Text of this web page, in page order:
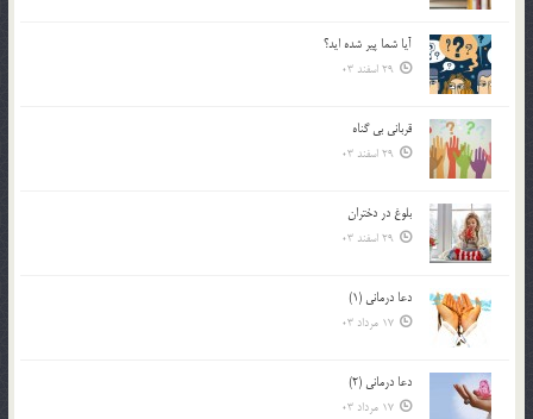
آیا شما پیر شده اید؟
29 اسفند 03
قرباني بي گناه
29 اسفند 03
بلوغ در دختران
29 اسفند 03
دعا درمانی (1)
17 مرداد 03
دعا درمانی (2)
17 مرداد 03